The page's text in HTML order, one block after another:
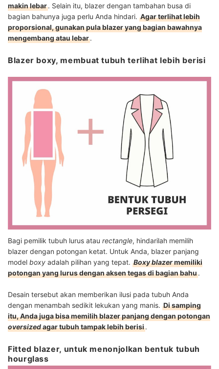
makin lebar. Selain itu, blazer dengan tambahan busa di
bagian bahunya juga perlu Anda hindari. Agar terlihat lebih
proporsional, gunakan pula blazer yang bagian bawahnya
mengembang atau lebar.
Blazer boxy, membuat tubuh terlihat lebih berisi
Bagi pemilik tubuh lurus atau rectangle, hindarilah memilih
blazer dengan potongan ketat. Untuk Anda, blazer panjang
model boxy adalah pilihan yang tepat. Boxy blazermemiliki
potongan yang lurus dengan aksen tegas di bagian bahu.
Desain tersebut akan memberikan ilusi pada tubuh Anda
dengan menambah sedikit lekukan yang manis. Di samping
itu, Anda juga bisa memilih blazer panjang dengan potongan
oversizedagar tubuh tampak lebih berisi.
Fitted blazer, untuk menonjolkan bentuk tubuh
hourglass